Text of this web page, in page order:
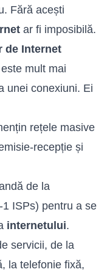
Fără acești
ar fi imposibilă.
de Internet
este mult mai
unei conexiuni. Ei
rețele masive
recepție și
de la
ISPs) pentru a se
internetului.
servicii, de la
la telefonie fixă,